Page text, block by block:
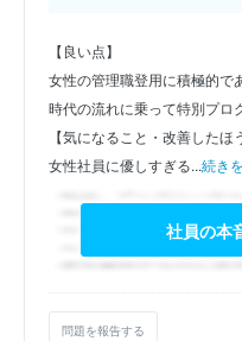
【良い点】
女性の管理職登用に積極的で
時代の流れに乗って特別プロ
【気になること・改善したほ
女性社員に優しすぎる...続き
社員の本
問題を報告する